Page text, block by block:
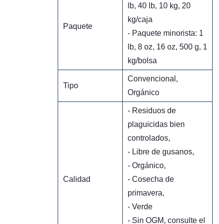
Paquete
lb, 40 lb, 10 kg, 20
kg/caja
- Paquete minorista: 1
lb, 8 oz, 16 oz, 500 g, 1
kg/bolsa
Tipo
Convencional,
Orgánico
Calidad
- Residuos de
plaguicidas bien
controlados,
- Libre de gusanos,
- Orgánico,
- Cosecha de
primavera,
- Verde
- Sin OGM, consulte el